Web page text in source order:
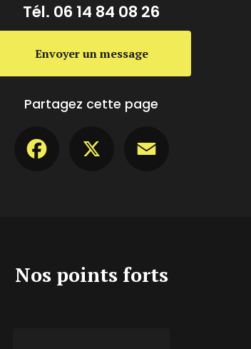
Tél. 06 14 84 08 26
Envoyer un message
Partagez cette page
Nos points forts